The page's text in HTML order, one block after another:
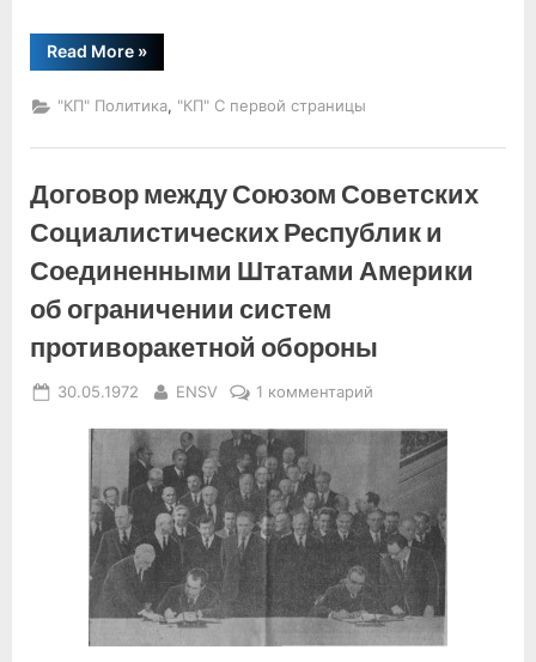
Read More“Поддерживаем,
одобряем”
»
"КП" Политика, "КП" С первой страницы
Договор между Союзом Советских
Социалистических Республик и
Соединенными Штатами Америки
об ограничении систем
противоракетной обороны
Posted
30.05.1972 By
ENSV 1 комментарий
Договор
между
Союзом
Советских
Социалистических
Республик
и
Соединенными